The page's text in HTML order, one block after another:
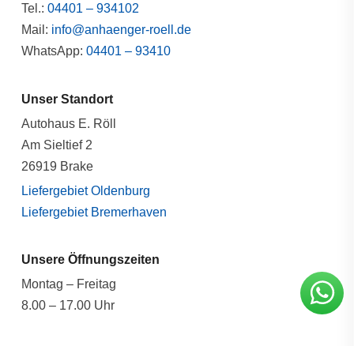
Tel.: 04401 – 934102
Mail: info@anhaenger-roell.de
WhatsApp: 04401 – 93410
Unser Standort
Autohaus E. Röll
Am Sieltief 2
26919 Brake
Liefergebiet Oldenburg
Liefergebiet Bremerhaven
Unsere Öffnungszeiten
Montag – Freitag
8.00 – 17.00 Uhr